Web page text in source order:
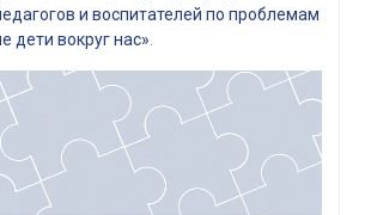
и воспитателей по проблемам
дети вокруг нас»